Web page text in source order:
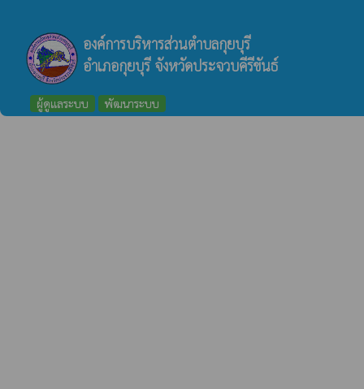
องค์การบริหารส่วนตำบลกุยบุรี
อำเภอกุยบุรี จังหวัดประจวบคีรีขันธ์
ผู้ดูแลระบบ พัฒนาระบบ